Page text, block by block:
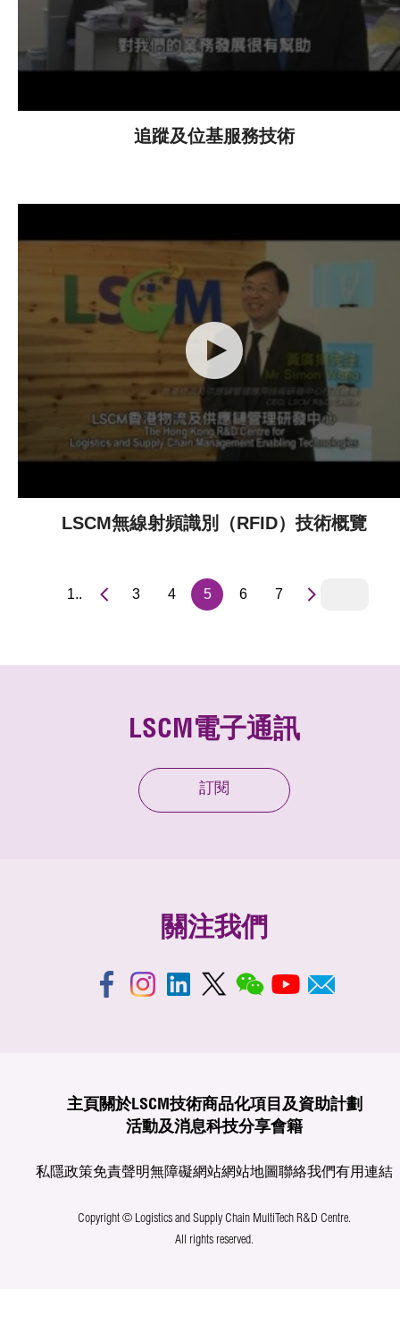
追蹤及位基服務技術
LSCM無線射頻識別（RFID）技術概覽
1.. 3 4 5 6 7
LSCM電子通訊
訂閱
關注我們
主頁關於LSCM技術商品化項目及資助計劃
活動及消息科技分享會籍
私隱政策免責聲明無障礙網站網站地圖聯絡我們有用連結
Copyright © Logistics and Supply Chain MultiTech R&D Centre.
All rights reserved.